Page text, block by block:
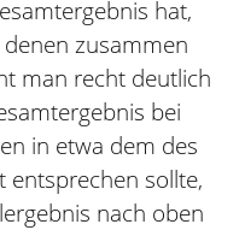
hat,
zusammen
man recht deutlich
bei
in etwa dem des
entsprechen sollte,
nach oben